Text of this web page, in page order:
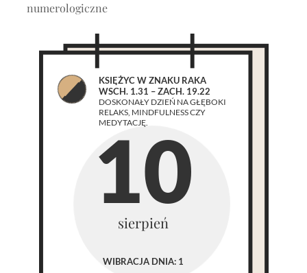
numerologiczne
KSIĘŻYC W ZNAKU RAKA
WSCH. 1.31 – ZACH. 19.22
DOSKONAŁY DZIEŃ NA GŁĘBOKI
RELAKS, MINDFULNESS CZY
MEDYTACJĘ.
10
sierpień
WIBRACJA DNIA: 1